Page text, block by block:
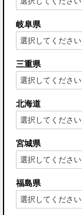
岐阜県
三重県
北海道
宮城県
福島県